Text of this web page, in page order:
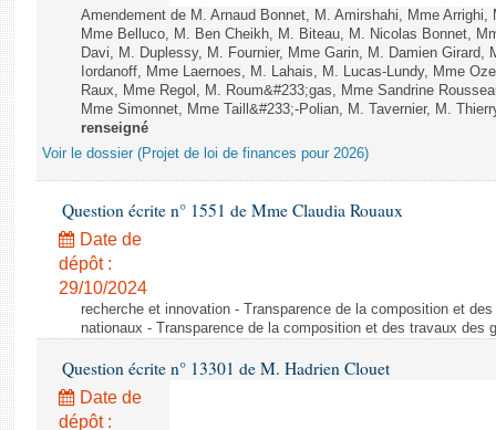
Amendement de M. Arnaud Bonnet, M. Amirshahi, Mme
Mme Belluco, M. Ben Cheikh, M. Biteau, M. Nicolas Bonnet,
Davi, M. Duplessy, M. Fournier, Mme Garin, M. Damien Girard,
Iordanoff, Mme Laernoes, M. Lahais, M. Lucas-Lundy, Mme
Raux, Mme Regol, M. Roum&#233;gas, Mme Sandrine
Mme Simonnet, Mme Taill&#233;-Polian, M. Tavernier, M.
renseigné
Voir le dossier (Projet de loi de finances pour 2026)
Question écrite n° 1551 de Mme Claudia Rouaux
Date de
dépôt :
29/10/2024
recherche et innovation - Transparence de la composition et
nationaux - Transparence de la composition et des travaux des
Question écrite n° 13301 de M. Hadrien Clouet
Date de
dépôt :